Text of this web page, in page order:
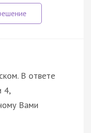
В ответе
4,
Вами